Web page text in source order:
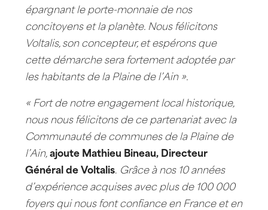
épargnant le porte-monnaie de nos
concitoyens et la planète. Nous félicitons
Voltalis, son concepteur, et espérons que
cette démarche sera fortement adoptée par
les habitants de la Plaine de l’Ain ».
« Fort de notre engagement local historique,
nous nous félicitons de ce partenariat avec la
Communauté de communes de la Plaine de
l’Ain, ajoute Mathieu Bineau, Directeur
Général de Voltalis. Grâce à nos 10 années
d’expérience acquises avec plus de 100 000
foyers qui nous font confiance en France et en